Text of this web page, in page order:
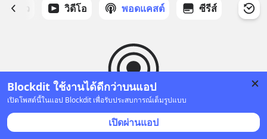
Blockdit ใช้งานได้ดีกว่าบนแอป
เปิดโพสต์นี้ในแอป Blockdit เพื่อรับประสบการณ์เต็มรูปแบบ
เปิดผ่านแอป
ด้ดาว วิดีโอ พอดแคสต์ ซีรีส์
ยังไม่มีพอดแคสต์